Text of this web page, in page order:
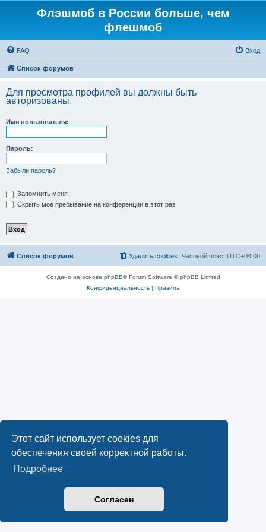
Этот сайт использует cookies для
обеспечения своей корректной работы.
Подробнее
Согласен
Флэшмоб в России больше, чем
флешмоб
FAQ Вход
Список форумов
Для просмотра профилей вы должны быть
авторизованы.
Имя пользователя:
Пароль:
Забыли пароль?
Запомнить меня
Скрыть моё пребывание на конференции в этот раз
Список форумов Часовой пояс: UTC+04:00
Удалить cookies
Создано на основе phpBB® Forum Software © phpBB Limited
Конфиденциальность| Правила